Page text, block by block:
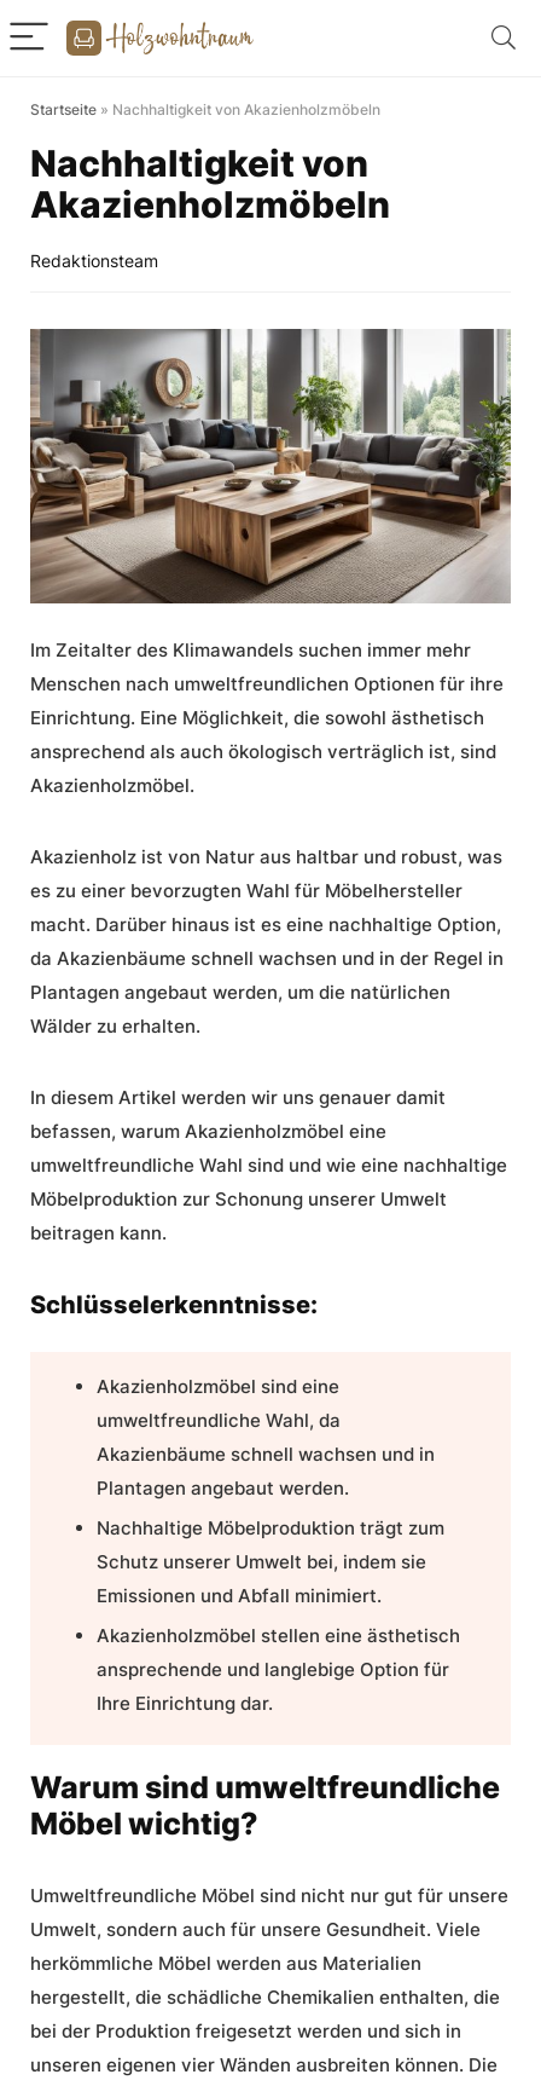
Startseite » Nachhaltigkeit von Akazienholzmöbeln
Nachhaltigkeit von
Akazienholzmöbeln
Redaktionsteam
Im Zeitalter des Klimawandels suchen immer mehr
Menschen nach umweltfreundlichen Optionen für ihre
Einrichtung. Eine Möglichkeit, die sowohl ästhetisch
ansprechend als auch ökologisch verträglich ist, sind
Akazienholzmöbel.
Akazienholz ist von Natur aus haltbar und robust, was
es zu einer bevorzugten Wahl für Möbelhersteller
macht. Darüber hinaus ist es eine nachhaltige Option,
da Akazienbäume schnell wachsen und in der Regel in
Plantagen angebaut werden, um die natürlichen
Wälder zu erhalten.
In diesem Artikel werden wir uns genauer damit
befassen, warum Akazienholzmöbel eine
umweltfreundliche Wahl sind und wie eine nachhaltige
Möbelproduktion zur Schonung unserer Umwelt
beitragen kann.
Schlüsselerkenntnisse:
Akazienholzmöbel sind eine
umweltfreundliche Wahl, da
Akazienbäume schnell wachsen und in
Plantagen angebaut werden.
Nachhaltige Möbelproduktion trägt zum
Schutz unserer Umwelt bei, indem sie
Emissionen und Abfall minimiert.
Akazienholzmöbel stellen eine ästhetisch
ansprechende und langlebige Option für
Ihre Einrichtung dar.
Warum sind umweltfreundliche
Möbel wichtig?
Umweltfreundliche Möbel sind nicht nur gut für unsere
Umwelt, sondern auch für unsere Gesundheit. Viele
herkömmliche Möbel werden aus Materialien
hergestellt, die schädliche Chemikalien enthalten, die
bei der Produktion freigesetzt werden und sich in
unseren eigenen vier Wänden ausbreiten können. Die